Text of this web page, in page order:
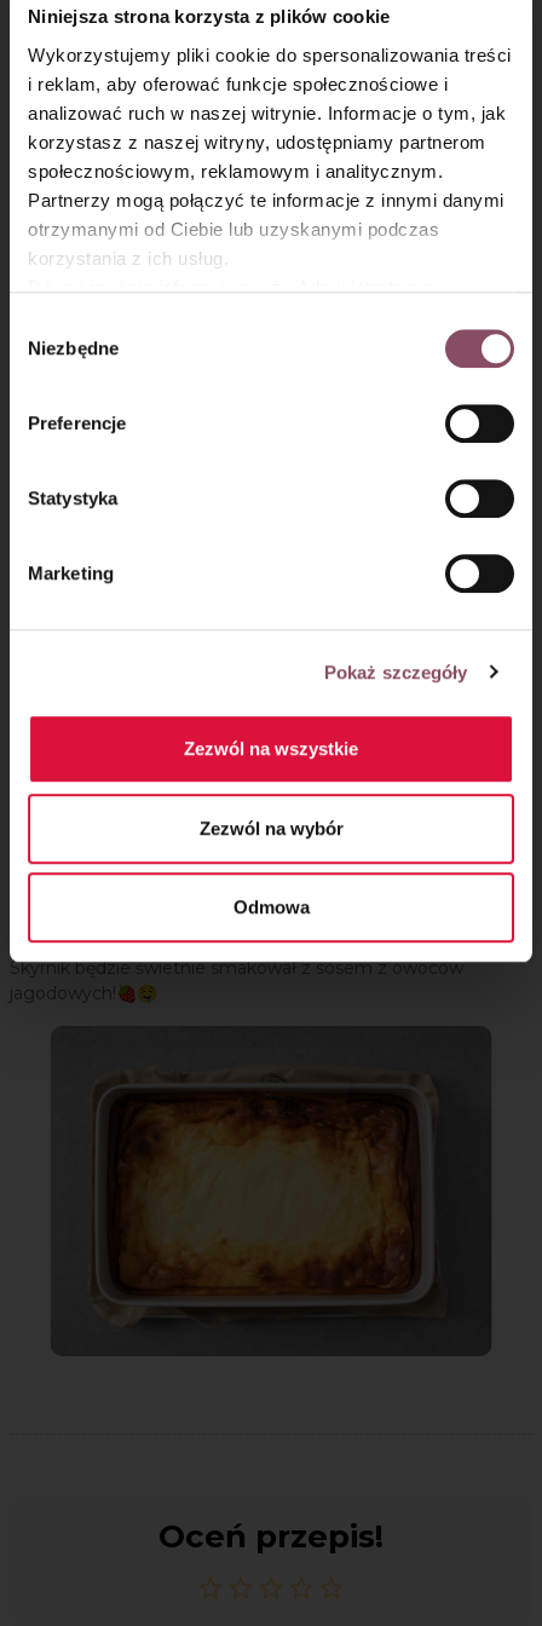
Niniejsza strona korzysta z plików cookie
Wykorzystujemy pliki cookie do spersonalizowania treści
i reklam, aby oferować funkcje społecznościowe i
analizować ruch w naszej witrynie. Informacje o tym, jak
korzystasz z naszej witryny, udostępniamy partnerom
społecznościowym, reklamowym i analitycznym.
Partnerzy mogą połączyć te informacje z innymi danymi
otrzymanymi od Ciebie lub uzyskanymi podczas
korzystania z ich usług.
Gdańsk (80-339) adres: Dickmana 14/15 więcej
informacji o przetwarzaniu danych osobowych oraz
Polityce
prywatności.
zgody
Niezbędne
Preferencje
Statystyka
Marketing
Pokaż szczegóły
Zezwól na wszystkie
Zezwól na wybór
Odmowa
Krok 4
Spód formy o wymiarach
wyłóż papierem do
pieczenia. Boki posmaruj odrobiną tłuszczu (masłem lub
przez około40 minut do zrumienienia wierzchu sernika.
Upieczony skyrnik pozostaw w piekarniku z uchylonymi
drzwiczkami do przestudzenia. A następnie przełóż go do
Skyrnik będzie świetnie smakował z sosem z owoców
jagodowych!🍓🤤
Oceń przepis!
×